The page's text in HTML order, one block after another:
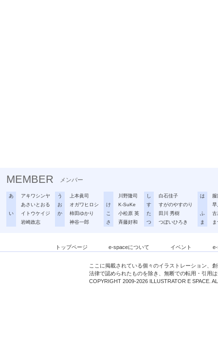
MEMBER メンバー
あ
アキワシンヤ
あさいとおる
い
イトウケイジ
岩崎政志
う
上本眞司
お
オガワヒロシ
か
柿田ゆかり
神谷一郎
川野隆司
け
K-SuKe
こ
小松原 英
さ
斉藤好和
し
白石佳子
す
すがのやすのり
た
田川 秀樹
つ
つぼいひろき
は
早
ふ
古
ま
トップページ e-spaceについて イベント
ここに掲載されている個々のイラストレーション、
法律で認められたものを除き、無断での転用・引用
COPYRIGHT 2009-2026 ILLUSTRATOR E SPACE.